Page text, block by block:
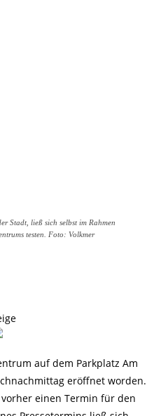
Stadt, ließ sich selbst im Rahmen
testen. Foto: Volkmer
auf dem Parkplatz Am
eröffnet worden.
einen Termin für den